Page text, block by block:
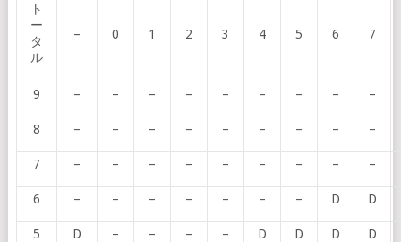
ト
ー
タ
ル
– 0 1 2 3 4 5 6 7
9 – – – – – – – – –
8 – – – – – – – – –
7 – – – – – – – – –
6 – – – – – – – D D
5 D – – – – D D D D